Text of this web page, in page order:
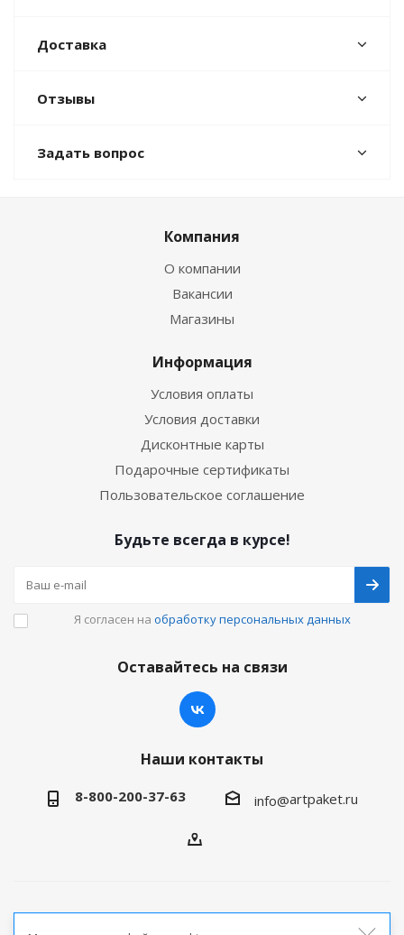
Доставка
Отзывы
Задать вопрос
Компания
О компании
Вакансии
Магазины
Информация
Условия оплаты
Условия доставки
Дисконтные карты
Подарочные сертификаты
Пользовательское соглашение
Будьте всегда в курсе!
Я согласен на обработку персональных данных
Оставайтесь на связи
Наши контакты
8-800-200-37-63 info@artpaket.ru